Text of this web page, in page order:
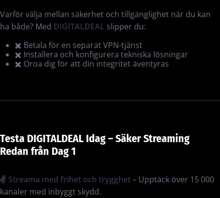
Varför välja mellan säkerhet och tillgänglighet när du kan
ha både? Med DIGITALDEAL slipper du:
✖️ Betala för en separat VPN-tjänst
✖️ Installera och konfigurera tekniska lösningar
✖️ Oroa dig för att din integritet äventyras
Testa DIGITALDEAL Idag – Säker Streaming
Redan från Dag 1
✌️ Streama med frihet och trygghet– Upptäck över 15 000
kanaler med inbyggt skydd.